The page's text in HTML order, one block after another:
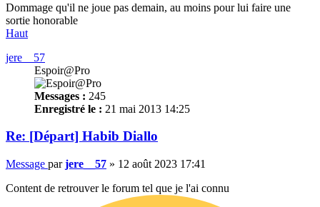
Dommage qu'il ne joue pas demain, au moins pour lui faire une
sortie honorable
Haut
jere__57
Espoir@Pro
Messages : 245
Enregistré le : 21 mai 2013 14:25
Re: [Départ] Habib Diallo
Message parjere__57 » 12 août 2023 17:41
Content de retrouver le forum tel que je l'ai connu